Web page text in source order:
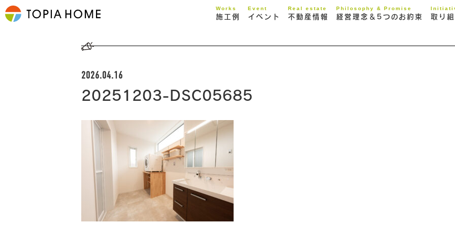
Works
施工例
Event
イベント
Real estate
不動産情報
Philosophy & Promise
経営理念＆5つのお約束 取り
2026.04.16
20251203-DSC05685